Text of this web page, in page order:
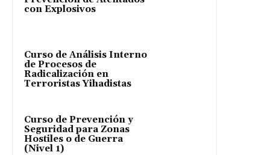
con Explosivos
Curso de Análisis Interno
de Procesos de
Radicalización en
Terroristas Yihadistas
Curso de Prevención y
Seguridad para Zonas
Hostiles o de Guerra
(Nivel 1)